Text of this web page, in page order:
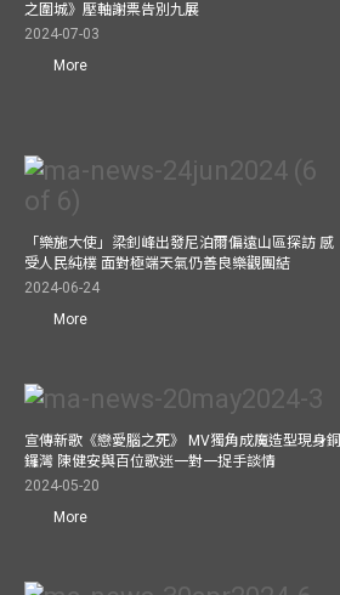
之圍城》壓軸謝票告別九展
2024-07-03
More
「樂施大使」梁釗峰出發尼泊爾偏遠山區探訪 感
受人民純樸 面對極端天氣仍善良樂觀團結
2024-06-24
More
宣傳新歌《戀愛腦之死》 MV獨角成魔造型現身銅
鑼灣 陳健安與百位歌迷一對一捉手談情
2024-05-20
More